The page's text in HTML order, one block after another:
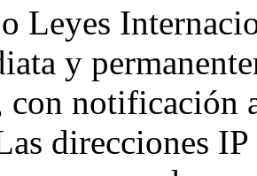
Leyes
y
con notificación
direcciones